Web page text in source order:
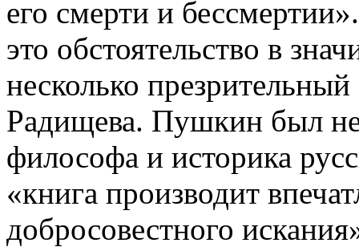
его смерти и
это обстоятельство в
несколько
Радищева. Пушкин был не
философа и историка
«книга производит
добросовестного